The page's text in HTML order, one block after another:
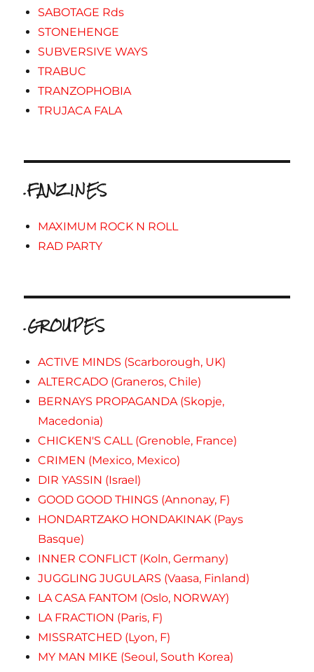
SABOTAGE Rds
STONEHENGE
SUBVERSIVE WAYS
TRABUC
TRANZOPHOBIA
TRUJACA FALA
.FANZINES
MAXIMUM ROCK N ROLL
RAD PARTY
.GROUPES
ACTIVE MINDS (Scarborough, UK)
ALTERCADO (Graneros, Chile)
BERNAYS PROPAGANDA (Skopje,
Macedonia)
CHICKEN'S CALL (Grenoble, France)
CRIMEN (Mexico, Mexico)
DIR YASSIN (Israel)
GOOD GOOD THINGS (Annonay, F)
HONDARTZAKO HONDAKINAK (Pays
Basque)
INNER CONFLICT (Koln, Germany)
JUGGLING JUGULARS (Vaasa, Finland)
LA CASA FANTOM (Oslo, NORWAY)
LA FRACTION (Paris, F)
MISSRATCHED (Lyon, F)
MY MAN MIKE (Seoul, South Korea)